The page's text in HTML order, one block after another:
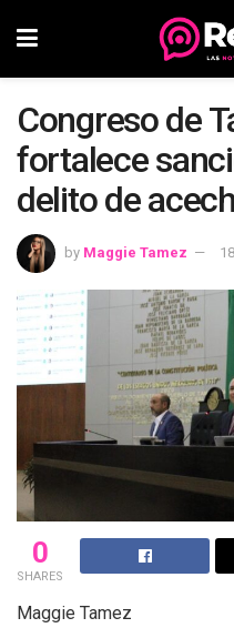
Congreso de
fortalece
delito de
by Maggie Tamez
0
SHARES
Maggie Tamez